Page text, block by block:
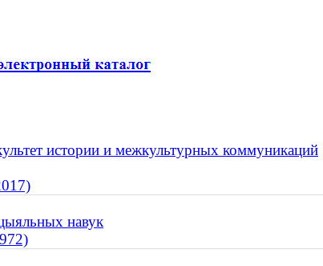
истории и межкультурных коммуникаций
навук